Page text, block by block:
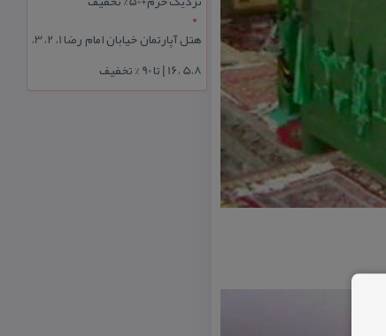
هتل آپارتمان خیابان امام رضا 1، 2، 3،
5،8 ،16 | تا 90 % تخفیف